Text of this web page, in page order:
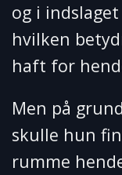
og i
hvilken
haft for
Men på
skulle hun
rumme